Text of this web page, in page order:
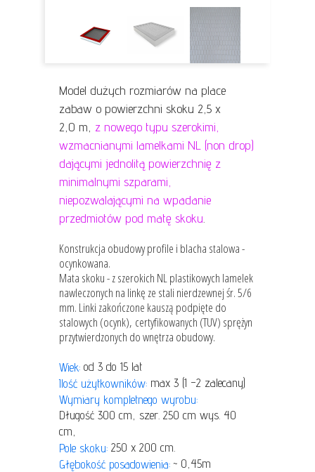
Model dużych rozmiarów na place
zabaw o powierzchni skoku 2,5 x
2,0 m, z nowego typu szerokimi,
wzmacnianymi lamelkami NL (non drop)
dającymi jednolitą powierzchnię z
minimalnymi szparami,
niepozwalającymi na wpadanie
przedmiotów pod matę skoku
Konstrukcja obudowy profile i blacha stalowa -
ocynkowana.
Mata skoku - z szerokich NL plastikowych lamelek
nawleczonych na linkę ze stali nierdzewnej śr. 5/6
mm. Linki zakończone kauszą podpięte do
stalowych (ocynk), certyfikowanych (TUV) sprężyn
przytwierdzonych do wnętrza obudowy.
Wiek: od 3 do 15 lat
Ilość użytkowników: max 3 (1 –2 zalecany)
Wymiary kompletnego wyrobu:
Długość 300 cm, szer. 250 cm wys. 40
cm,
Pole skoku: 250 x 200 cm.
Głębokość posadowienia: ~ 0,45m